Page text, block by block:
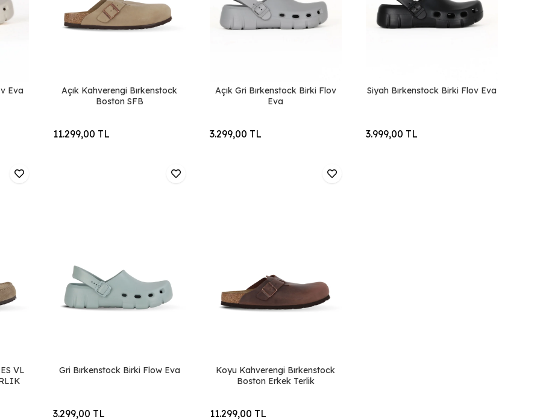
Eva
Açık Kahverengi Bırkenstock
Boston SFB
11.299,00 TL
Açık Gri Bırkenstock Birki Flov
Eva
3.299,00 TL
Siyah Bırkenstock Birki Flov Eva
3.999,00 TL
VL
Gri Bırkenstock Birki Flow Eva
3.299,00 TL
Koyu Kahverengi Bırkenstock
Boston Erkek Terlik
11.299,00 TL